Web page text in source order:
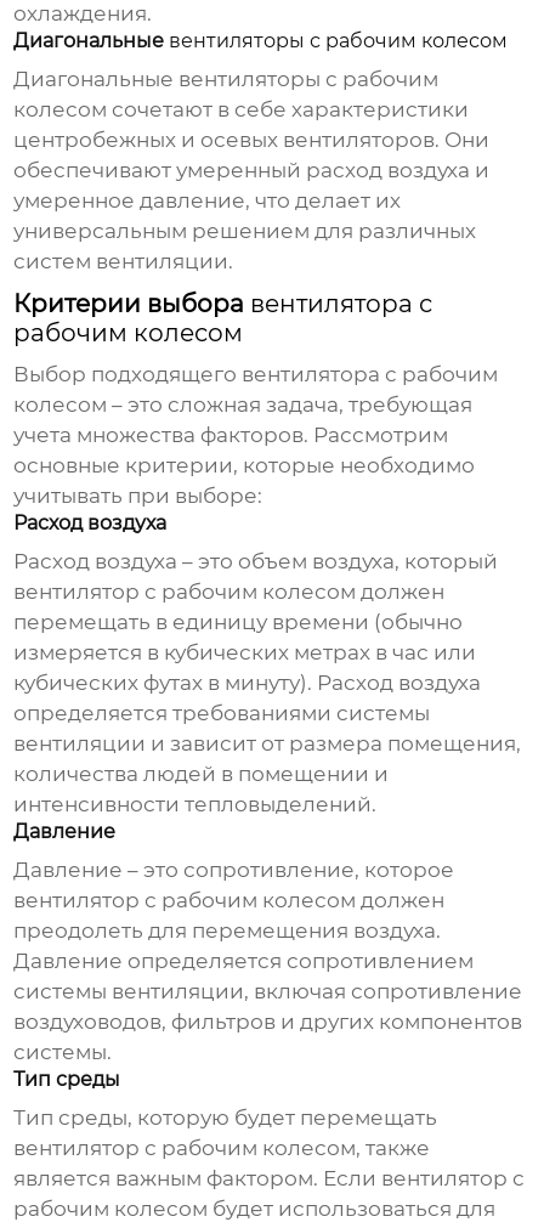
охлаждения.
Диагональные вентиляторы с рабочим колесом
Диагональные вентиляторы с рабочим
колесом сочетают в себе характеристики
центробежных и осевых вентиляторов. Они
обеспечивают умеренный расход воздуха и
умеренное давление, что делает их
универсальным решением для различных
систем вентиляции.
Критерии выбора вентилятора с
рабочим колесом
Выбор подходящего вентилятора с рабочим
колесом – это сложная задача, требующая
учета множества факторов. Рассмотрим
основные критерии, которые необходимо
учитывать при выборе:
Расход воздуха
Расход воздуха – это объем воздуха, который
вентилятор с рабочим колесом должен
перемещать в единицу времени (обычно
измеряется в кубических метрах в час или
кубических футах в минуту). Расход воздуха
определяется требованиями системы
вентиляции и зависит от размера помещения,
количества людей в помещении и
интенсивности тепловыделений.
Давление
Давление – это сопротивление, которое
вентилятор с рабочим колесом должен
преодолеть для перемещения воздуха.
Давление определяется сопротивлением
системы вентиляции, включая сопротивление
воздуховодов, фильтров и других компонентов
системы.
Тип среды
Тип среды, которую будет перемещать
вентилятор с рабочим колесом, также
является важным фактором. Если вентилятор с
рабочим колесом будет использоваться для